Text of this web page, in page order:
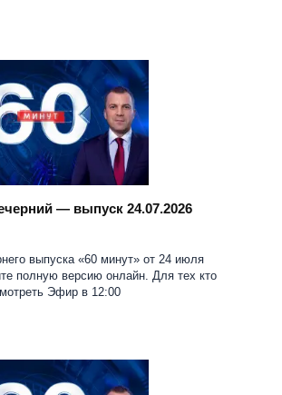
— выпуск 24.07.2026
выпуска «60 минут» от 24 июля
полную версию онлайн. Для тех кто
Эфир в 12:00